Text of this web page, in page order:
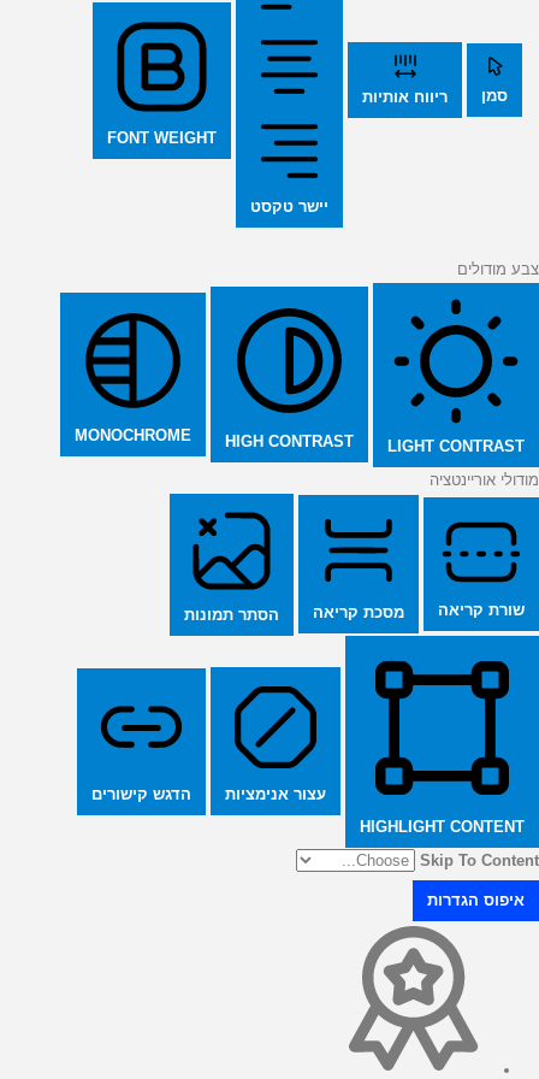
סמן ריווח אותיות
יישר טקסט
FONT WEIGHT
צבע מודולים
LIGHT CONTRAST
HIGH CONTRAST
MONOCHROME
מודולי אוריינטציה
שורת קריאה מסכת קריאה הסתר תמונות
HIGHLIGHT CONTENT
עצור אנימציות הדגש קישורים
Skip To Content
איפוס הגדרות